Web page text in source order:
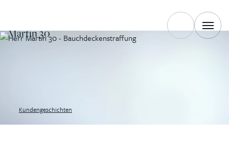
Kundengeschichten
ZUFRIEDEN ZU SEIN
Martin 30